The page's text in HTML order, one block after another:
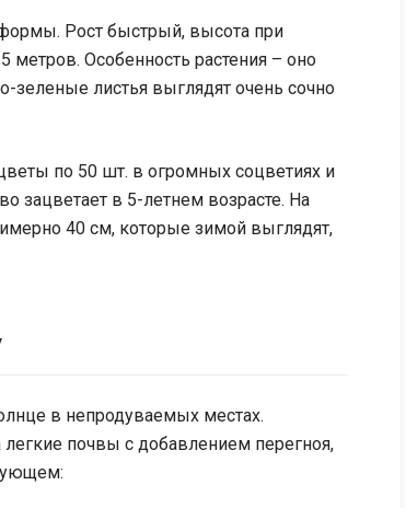
Рост быстрый, высота при
Особенность растения – оно
зеленые листья выглядят очень сочно
по 50 шт. в огромных соцветиях и
в 5-летнем возрасте. На
40 см, которые зимой выглядят,
в непродуваемых местах.
почвы с добавлением перегноя,